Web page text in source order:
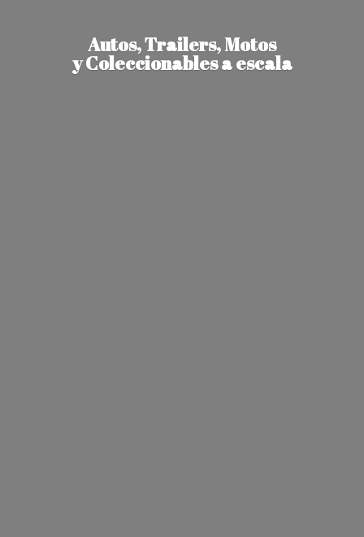
Autos, Trailers, Motos
y Coleccionablesa escala